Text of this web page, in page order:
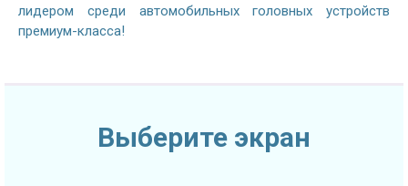
лидером среди автомобильных головных устройств
премиум-класса!
Выберите экран